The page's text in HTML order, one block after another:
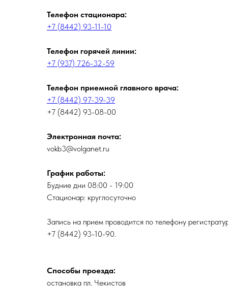
Телефон стационара:
+7 (8442) 93-11-10
Телефон горячей линии:
+7 (937) 726-32-59
Телефон приемной главного врача:
+7 (8442) 97-39-39
+7 (8442) 93-08-00
Электронная почта:
vokb3@volganet.ru
График работы:
Будние дни 08:00 - 19:00
Стационар: круглосуточно
Запись на прием проводится по телефону
+7 (8442) 93-10-90.
Способы проезда:
остановка пл. Чекистов